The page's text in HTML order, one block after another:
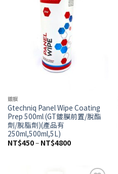
鍍膜
Gtechniq Panel Wipe Coating
Prep 500ml (GT鍍膜前置/脫酯
劑/脫脂劑)(產品有
250ml,500ml,5L)
NT$450– NT$4800價
格
NT$450